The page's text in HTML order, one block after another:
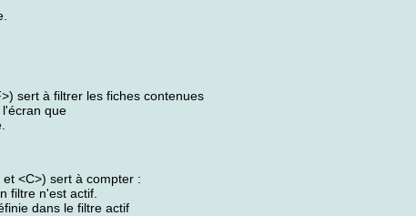
sert à filtrer les fiches contenues
que
<C>) sert à compter :
filtre n'est actif.
dans le filtre actif